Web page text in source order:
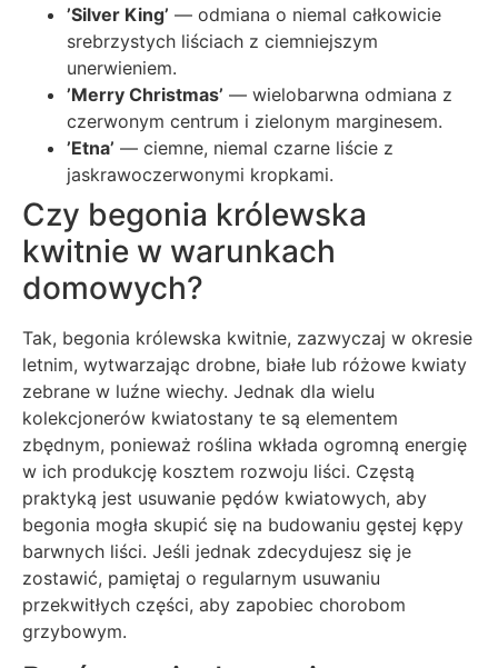
’Silver King’ — odmiana o niemal całkowicie
srebrzystych liściach z ciemniejszym
unerwieniem.
’Merry Christmas’ — wielobarwna odmiana z
czerwonym centrum i zielonym marginesem.
’Etna’ — ciemne, niemal czarne liście z
jaskrawoczerwonymi kropkami.
Czy begonia królewska
kwitnie w warunkach
domowych?
Tak, begonia królewska kwitnie, zazwyczaj w okresie
letnim, wytwarzając drobne, białe lub różowe kwiaty
zebrane w luźne wiechy. Jednak dla wielu
kolekcjonerów kwiatostany te są elementem
zbędnym, ponieważ roślina wkłada ogromną energię
w ich produkcję kosztem rozwoju liści. Częstą
praktyką jest usuwanie pędów kwiatowych, aby
begonia mogła skupić się na budowaniu gęstej kępy
barwnych liści. Jeśli jednak zdecydujesz się je
zostawić, pamiętaj o regularnym usuwaniu
przekwitłych części, aby zapobiec chorobom
grzybowym.